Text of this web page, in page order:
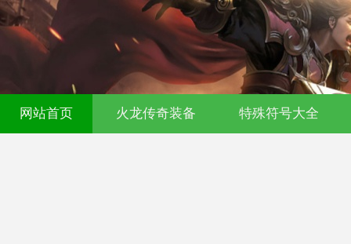
网站首页 火龙传奇装备 特殊符号大全